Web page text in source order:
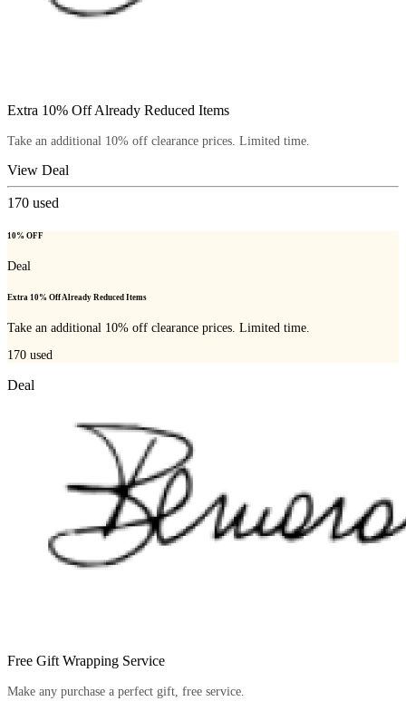
Extra 10% Off Already Reduced Items
Take an additional 10% off clearance prices. Limited time.
View Deal
170 used
10% OFF
Deal
Extra 10% Off Already Reduced Items
Take an additional 10% off clearance prices. Limited time.
170 used
Deal
Free Gift Wrapping Service
Make any purchase a perfect gift, free service.